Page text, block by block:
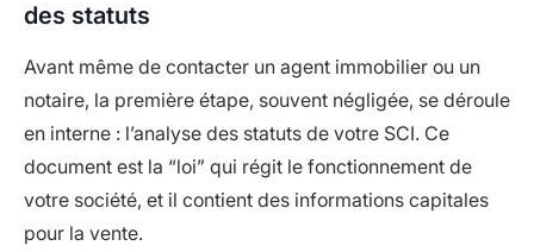
des statuts
Avant même de contacter un agent immobilier ou un
notaire, la première étape, souvent négligée, se déroule
en interne : l’analyse des statuts de votre SCI. Ce
document est la “loi” qui régit le fonctionnement de
votre société, et il contient des informations capitales
pour la vente.